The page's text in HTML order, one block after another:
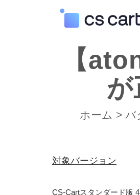
【
が
ホーム > バ
対象バージョン
CS-Cartスタンダード版